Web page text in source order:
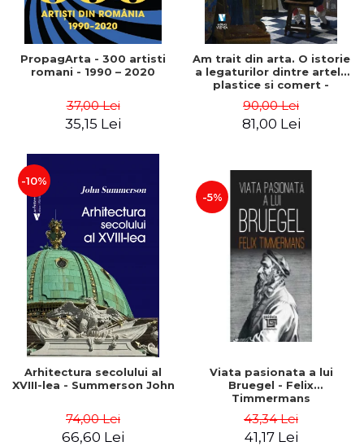
PropagArta - 300 artisti
romani - 1990 – 2020
37,00 Lei
35,15 Lei
Am trait din arta. O istorie
a legaturilor dintre artele
plastice si comert -
90,00 Lei
81,00 Lei
-10%
Arhitectura secolului al
XVIII-lea - Summerson John
74,00 Lei
66,60 Lei
-5%
Viata pasionata a lui
Bruegel - Felix
Timmermans
43,34 Lei
41,17 Lei